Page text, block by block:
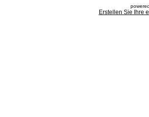
Erstellen Sie Ihre